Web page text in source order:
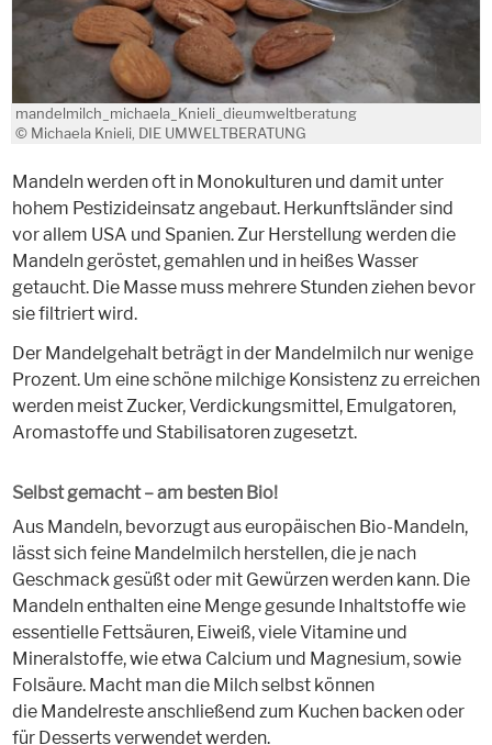
mandelmilch_michaela_Knieli_dieumweltberatung
© Michaela Knieli, DIE UMWELTBERATUNG
Mandeln werden oft in Monokulturen und damit unter
hohem Pestizideinsatz angebaut. Herkunftsländer sind
vor allem USA und Spanien. Zur Herstellung werden die
Mandeln geröstet, gemahlen und in heißes Wasser
getaucht. Die Masse muss mehrere Stunden ziehen bevor
sie filtriert wird.
Der Mandelgehalt beträgt in der Mandelmilch nur wenige
Prozent. Um eine schöne milchige Konsistenz zu erreichen
werden meist Zucker, Verdickungsmittel, Emulgatoren,
Aromastoffe und Stabilisatoren zugesetzt.
Selbst gemacht – am besten Bio!
Aus Mandeln, bevorzugt aus europäischen Bio-Mandeln,
lässt sich feine Mandelmilch herstellen, die je nach
Geschmack gesüßt oder mit Gewürzen werden kann. Die
Mandeln enthalten eine Menge gesunde Inhaltstoffe wie
essentielle Fettsäuren, Eiweiß, viele Vitamine und
Mineralstoffe, wie etwa Calcium und Magnesium, sowie
Folsäure. Macht man die Milch selbst können
die Mandelreste anschließend zum Kuchen backen oder
für Desserts verwendet werden.